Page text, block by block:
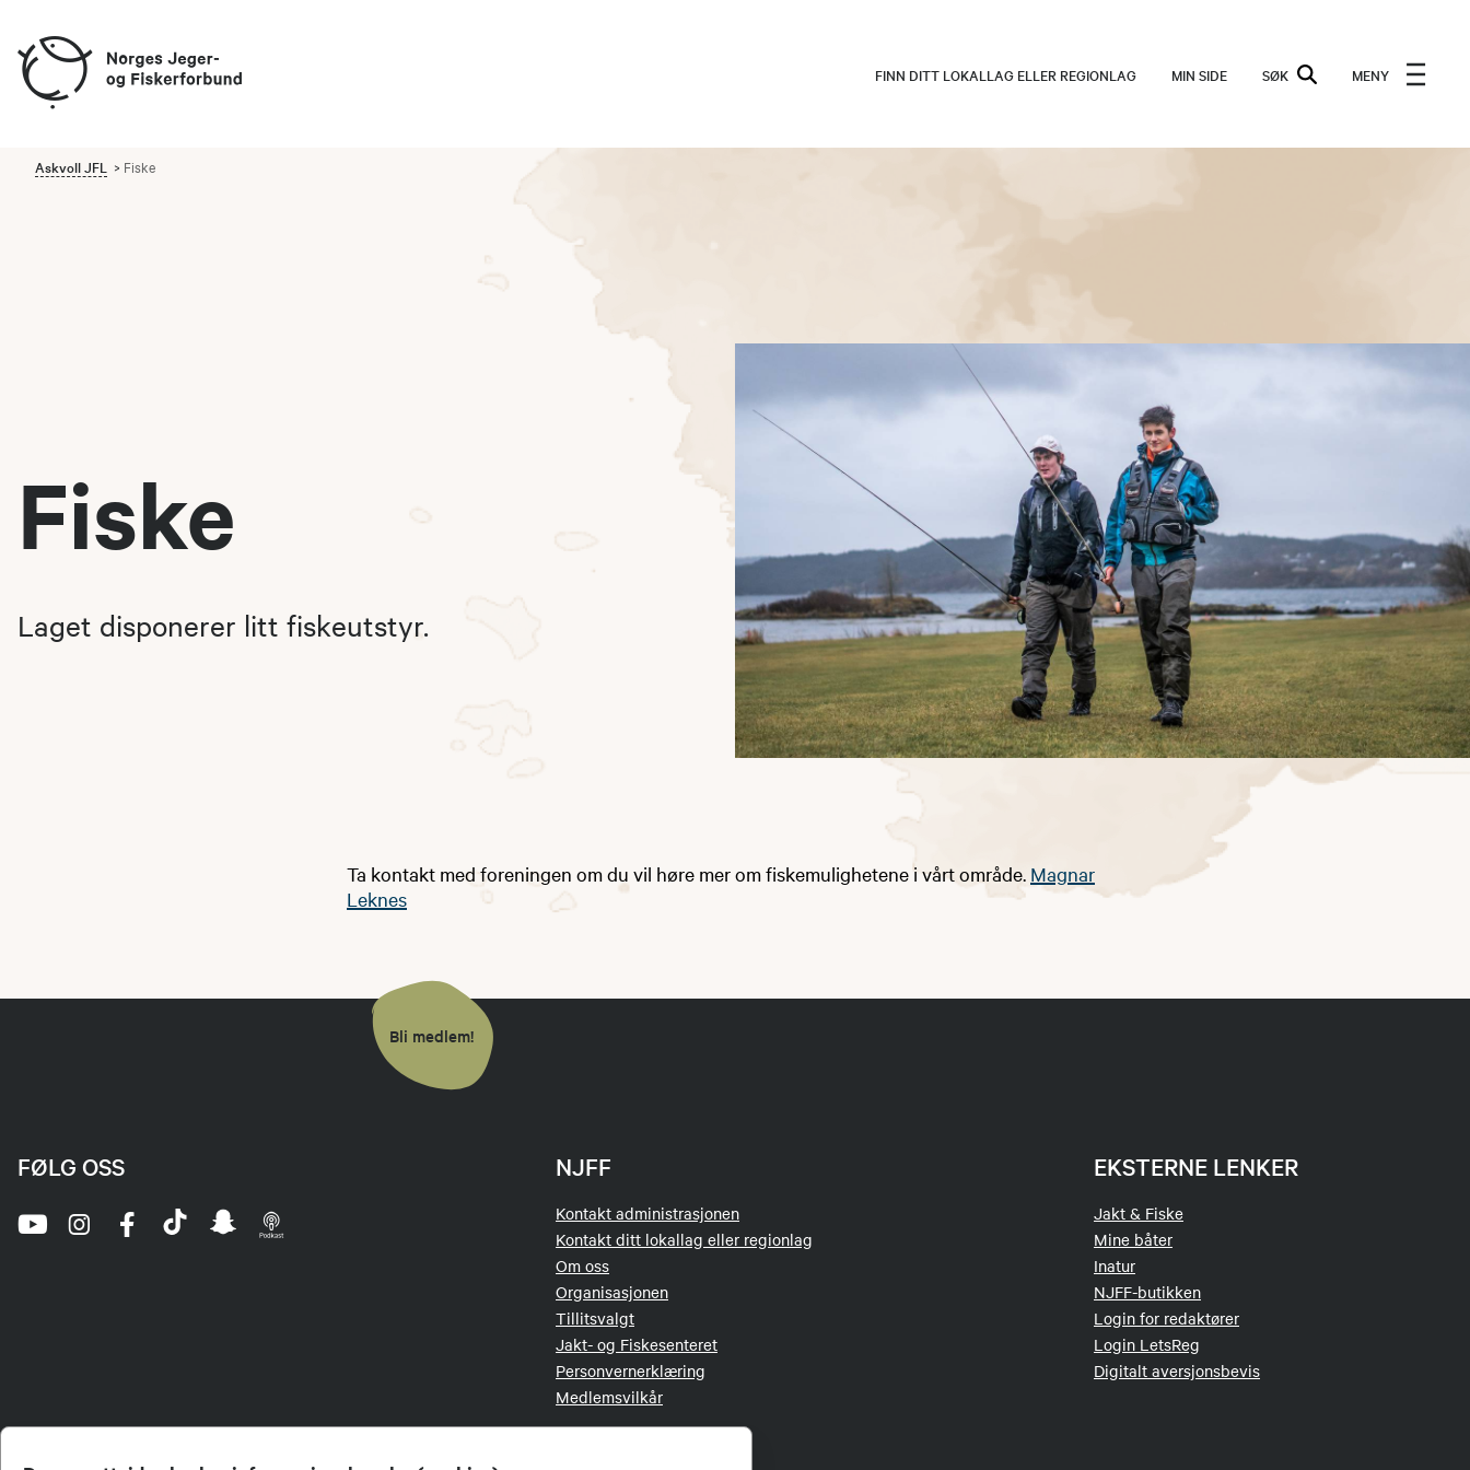
FINN DITT LOKALLAG ELLER REGIONLAG MIN SIDE SØK MENY
Askvoll JFL Fiske
Fiske
Laget disponerer litt fiskeutstyr.
Ta kontakt med foreningen om du vil høre mer om fiskemulighetene i vårt område. Magnar
Leknes
Bli medlem!
NJFF
Kontakt administrasjonen
Kontakt ditt lokallag eller regionlag
Om oss
Organisasjonen
Tillitsvalgt
Jakt- og Fiskesenteret
Personvernerklæring
Medlemsvilkår
EKSTERNE LENKER
Jakt & Fiske
Mine båter
Inatur
NJFF-butikken
Login for redaktører
Login LetsReg
Digitalt aversjonsbevis
FØLG OSS